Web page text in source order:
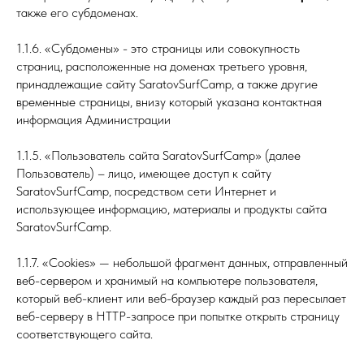
также его субдоменах.
1.1.6. «Субдомены» - это страницы или совокупность
страниц, расположенные на доменах третьего уровня,
принадлежащие сайту SaratovSurfCamp, а также другие
временные страницы, внизу который указана контактная
информация Администрации
1.1.5. «Пользователь сайта SaratovSurfCamp» (далее
Пользователь) – лицо, имеющее доступ к сайту
SaratovSurfCamp, посредством сети Интернет и
использующее информацию, материалы и продукты сайта
SaratovSurfCamp.
1.1.7. «Cookies» — небольшой фрагмент данных, отправленный
веб-сервером и хранимый на компьютере пользователя,
который веб-клиент или веб-браузер каждый раз пересылает
веб-серверу в HTTP-запросе при попытке открыть страницу
соответствующего сайта.